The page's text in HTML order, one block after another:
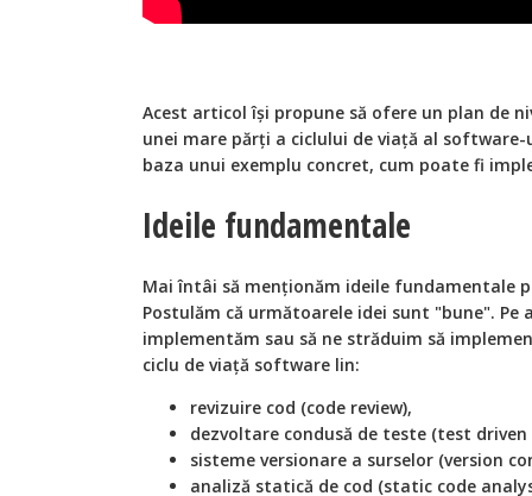
Acest articol își propune să ofere un plan de
unei mare părți a ciclului de viață al software-
baza unui exemplu concret, cum poate fi
Ideile fundamentale
Mai întâi să menționăm ideile fundamentale
Postulăm că următoarele idei sunt "bune". Pe
implementăm sau să ne străduim să
ciclu de viață software lin:
revizuire cod (code review),
dezvoltare condusă de teste (test driven
sisteme versionare a surselor (version
analiză statică de cod (static code